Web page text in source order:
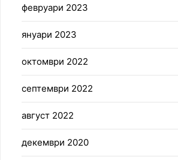
февруари 2023
януари 2023
октомври 2022
септември 2022
август 2022
декември 2020